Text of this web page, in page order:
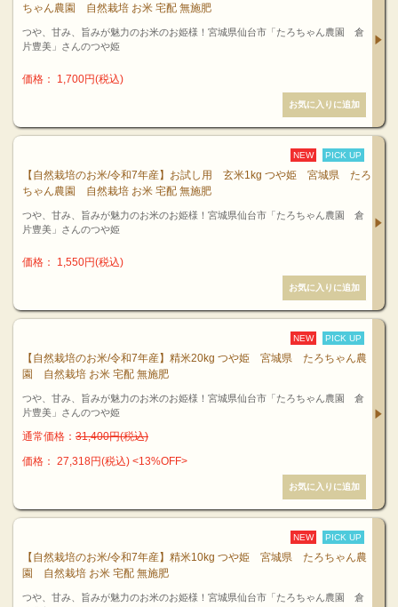
ちゃん農園 自然栽培 お米 宅配 無施肥
つや、甘み、旨みが魅力のお米のお姫様！宮城県仙台市「たろちゃん農園 倉
片豊美」さんのつや姫
価格： 1,700円(税込)
NEW PICK UP
【自然栽培のお米/令和7年産】お試し用 玄米1kg つや姫 宮城県 たろ
ちゃん農園 自然栽培 お米 宅配 無施肥
つや、甘み、旨みが魅力のお米のお姫様！宮城県仙台市「たろちゃん農園 倉
片豊美」さんのつや姫
価格： 1,550円(税込)
NEW PICK UP
【自然栽培のお米/令和7年産】精米20kg つや姫 宮城県 たろちゃん農
園 自然栽培 お米 宅配 無施肥
つや、甘み、旨みが魅力のお米のお姫様！宮城県仙台市「たろちゃん農園 倉
片豊美」さんのつや姫
通常価格： 31,400円(税込)
価格： 27,318円(税込) <13%OFF>
NEW PICK UP
【自然栽培のお米/令和7年産】精米10kg つや姫 宮城県 たろちゃん農
園 自然栽培 お米 宅配 無施肥
つや、甘み、旨みが魅力のお米のお姫様！宮城県仙台市「たろちゃん農園 倉